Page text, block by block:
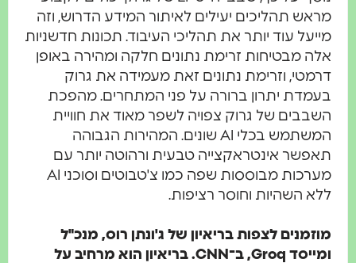
מראש תהליכים יעילים לאיתור המידע הדרוש, וזה
מייעל עוד יותר את תהליכי העיבוד. תכונות חדשניות
אלה מבטיחות זרימת נתונים חלקה ומהירה באופן
דרמטי, וזרימת נתונים זאת מעמידה את גרוק
בעמדת יתרון ברורה על פני המתחרים. מהפכת
השבבים של גרוק צפויה לשפר מאוד את חוויית
המשתמש בכלי AI שונים. המהירות הגבוהה
תאפשר אינטראקצייה טבעית ורהוטה יותר עם
מערכות מבוססות שפה כמו צ'טבוטים וסוכני AI
ללא השהיות וחוסר רציפות.
מוזמנים לצפות בריאיון של ג'ונתן רוס, מנכ"ל
ומייסד Groq, ב־CNN. בריאיון הוא מרחיב על